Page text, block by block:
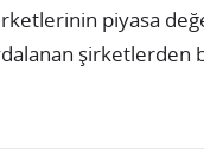
piyasa
şirketlerden